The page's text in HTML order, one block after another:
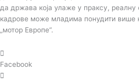
да држава која улаже у праксу, реалну
кадрове може младима понудити више
„мотор Европе“.
Facebook